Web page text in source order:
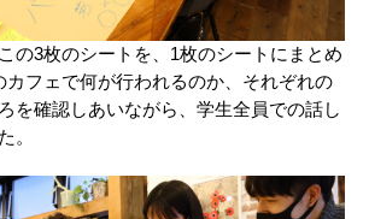
の3枚のシートを、1枚のシートにまとめ
カフェで何が行われるのか、それぞれの
を確認しあいながら、学生全員での話し
。